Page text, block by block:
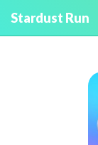
Stardust Run